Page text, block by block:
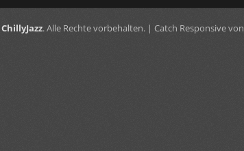
ChillyJazz. Alle Rechte vorbehalten. | Catch Responsive von